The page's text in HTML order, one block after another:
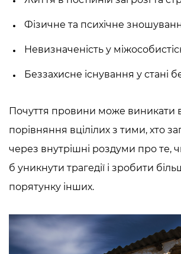
Фізичне та психічне
Невизначеність у
Беззахисне існування у стані
Почуття провини може виникати
порівняння вцілілих з тими, хто
через внутрішні роздуми про те,
б уникнути трагедії і зробити
порятунку інших.